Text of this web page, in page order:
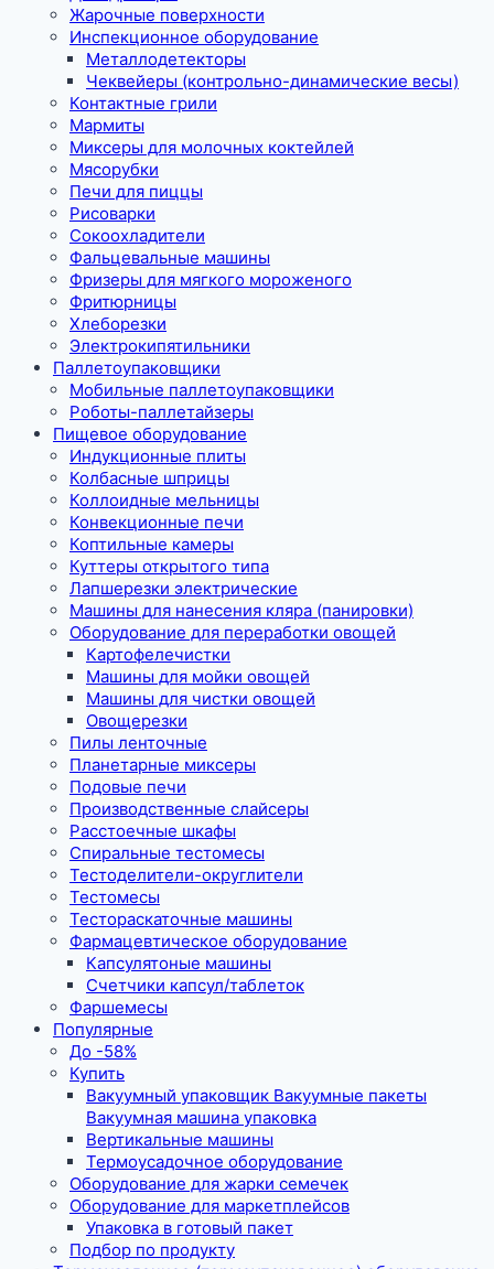
Жарочные поверхности
Инспекционное оборудование
Металлодетекторы
Чеквейеры (контрольно-динамические весы)
Контактные грили
Мармиты
Миксеры для молочных коктейлей
Мясорубки
Печи для пиццы
Рисоварки
Сокоохладители
Фальцевальные машины
Фризеры для мягкого мороженого
Фритюрницы
Хлеборезки
Электрокипятильники
Паллетоупаковщики
Мобильные паллетоупаковщики
Роботы-паллетайзеры
Пищевое оборудование
Индукционные плиты
Колбасные шприцы
Коллоидные мельницы
Конвекционные печи
Коптильные камеры
Куттеры открытого типа
Лапшерезки электрические
Машины для нанесения кляра (панировки)
Оборудование для переработки овощей
Картофелечистки
Машины для мойки овощей
Машины для чистки овощей
Овощерезки
Пилы ленточные
Планетарные миксеры
Подовые печи
Производственные слайсеры
Расстоечные шкафы
Спиральные тестомесы
Тестоделители-округлители
Тестомесы
Тестораскаточные машины
Фармацевтическое оборудование
Капсулятоные машины
Счетчики капсул/таблеток
Фаршемесы
Популярные
До -58%
Купить
Вакуумный упаковщик Вакуумные пакеты
Вакуумная машина упаковка
Вертикальные машины
Термоусадочное оборудование
Оборудование для жарки семечек
Оборудование для маркетплейсов
Упаковка в готовый пакет
Подбор по продукту